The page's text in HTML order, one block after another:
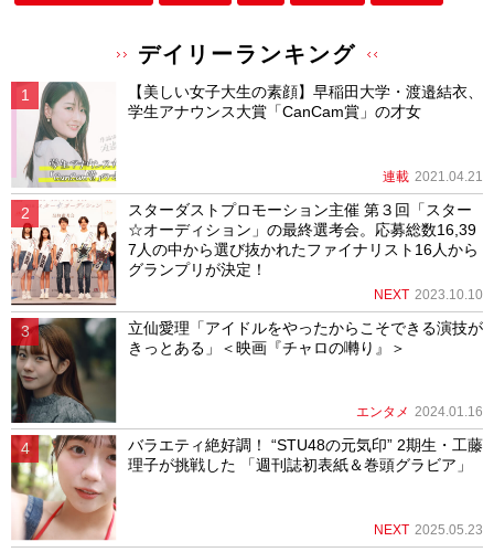
デイリーランキング
【美しい女子大生の素顔】早稲田大学・渡邉結衣、
学生アナウンス大賞「CanCam賞」の才女
連載 2021.04.21
スターダストプロモーション主催 第３回「スター
☆オーディション」の最終選考会。応募総数16,39
7人の中から選び抜かれたファイナリスト16人から
グランプリが決定！
NEXT 2023.10.10
立仙愛理「アイドルをやったからこそできる演技が
きっとある」＜映画『チャロの囀り』＞
エンタメ 2024.01.16
バラエティ絶好調！ “STU48の元気印” 2期生・工藤
理子が挑戦した 「週刊誌初表紙＆巻頭グラビア」
NEXT 2025.05.23